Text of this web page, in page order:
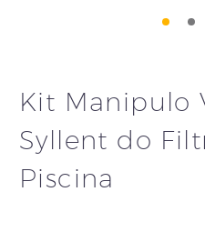
Kit Manipulo
Syllent do
Piscina